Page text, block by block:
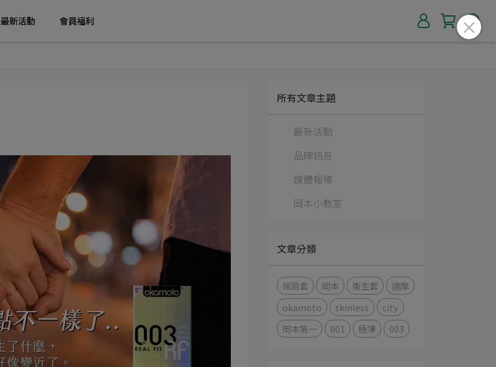
最新活動 會員福利
所有文章主題
最新活動
品牌訊息
媒體報導
岡本小教室
文章分類
保險套 岡本 衛生套
達摩
okamoto
skinless
city
岡本第一
001 極薄 003